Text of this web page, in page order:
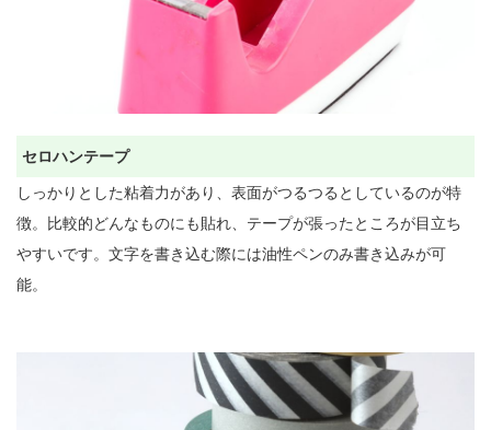
セロハンテープ
しっかりとした粘着力があり、表面がつるつるとしているのが特
徴。比較的どんなものにも貼れ、テープが張ったところが目立ち
やすいです。文字を書き込む際には油性ペンのみ書き込みが可